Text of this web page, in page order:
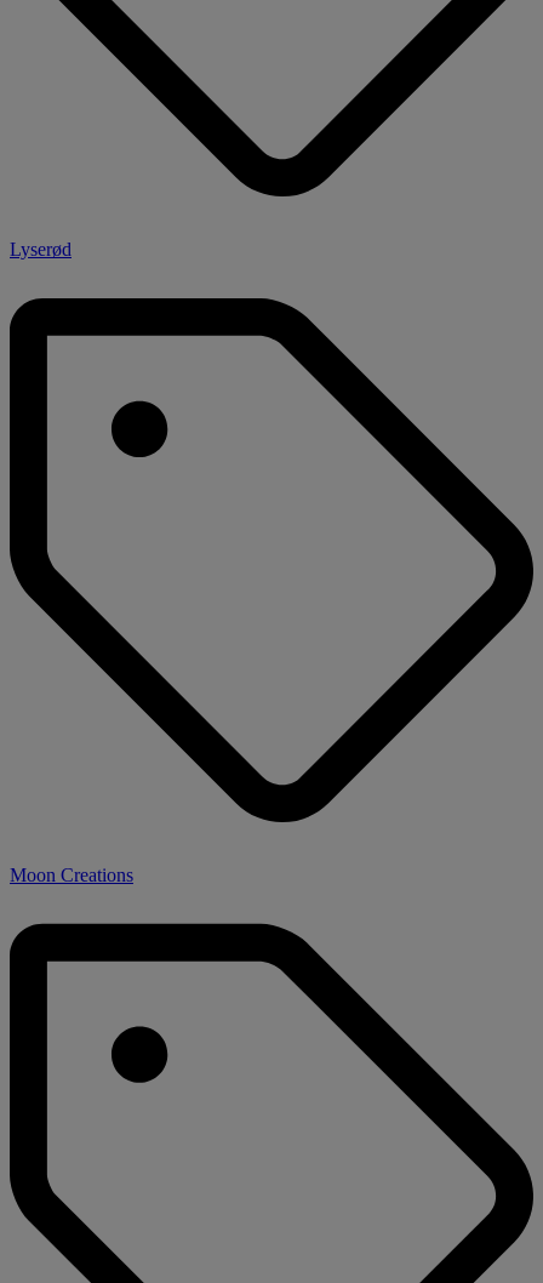
Lyserød
Moon Creations